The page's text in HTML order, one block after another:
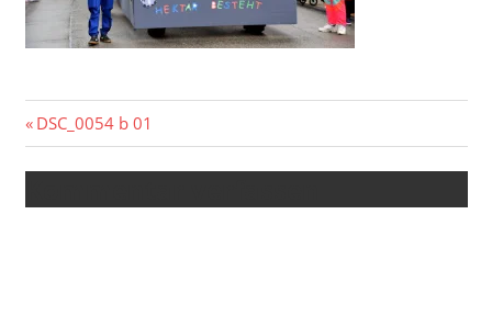
Beitragsnavigation
Vorheriger
Beitrag:
DSC_0054 b 01